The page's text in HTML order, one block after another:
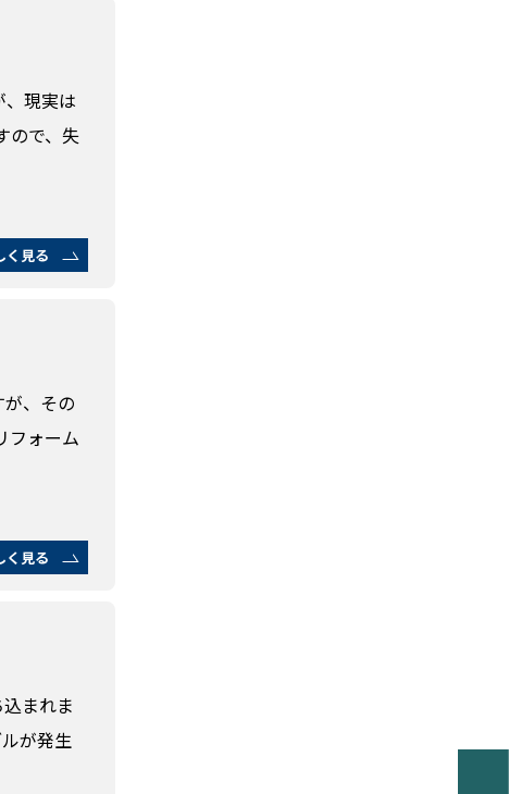
現実は
ので、失
く見る
、その
フォーム
く見る
まれま
が発生